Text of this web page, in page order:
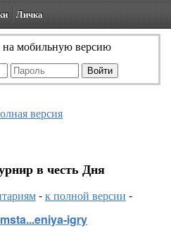
Личка
мобильную версию
версия
в честь Дня
-к полной версии -
igry